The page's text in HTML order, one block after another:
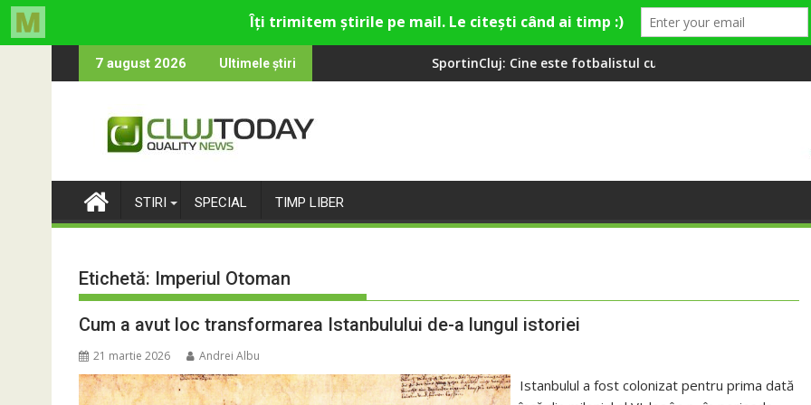
to
7 august 2026 Ultimele știri
și de divertisment din Cluj-Napoca
o întrebare SportinCluj: Cine este fotbalistul cu două diplome care a învățat româna la 2 ani
Compania de Apă Someș,
STIRI SPECIAL TIMP LIBER
Etichetă: Imperiul Otoman
Cum a avut loc transformarea Istanbulului de-a lungul istoriei
21 martie 2026 Andrei Albu
Istanbulul a fost colonizat pentru prima dată